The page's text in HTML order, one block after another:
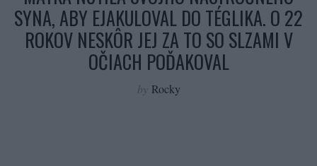
SYNA, ABY EJAKULOVAL DO TÉGLIKA. O 22
ROKOV NESKÔR JEJ ZA TO SO SLZAMI V
OČIACH POĎAKOVAL
by Rocky